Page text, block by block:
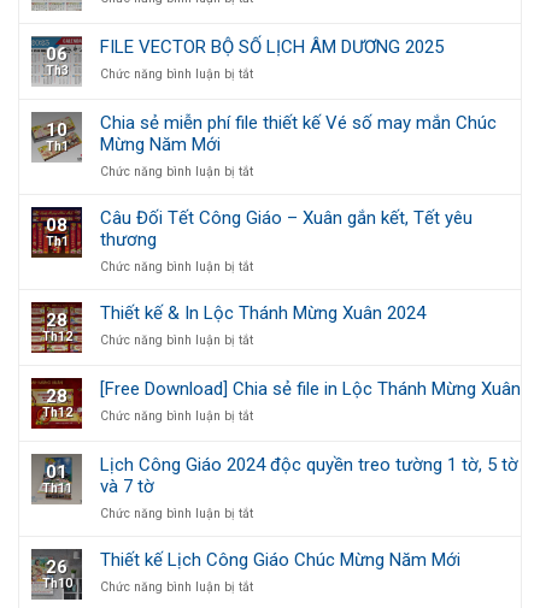
ÂM
DƯƠNG
2026
Vector
Bộ
Số
Công
Giáo
06
Th3
FILE VECTOR BỘ SỐ LỊCH ÂM DƯƠNG 2025
Chức năng bình luận bị tắtở
VECTOR
BỘ
LỊCH
DƯƠNG
2025
10
Th1
Chia sẻ miễn phí file thiết kế Vé số may mắn Chúc
Mừng Năm Mới
Chức năng bình luận bị tắtở
sẻ
miễn
file
kế
Vé
số
mắn
Mừng
Mới
08
Th1
Câu Đối Tết Công Giáo – Xuân gắn kết, Tết yêu
thương
Chức năng bình luận bị tắtở
Đối
Tết
Công
–
Xuân
gắn
Tết
28
Th12
Thiết kế & In Lộc Thánh Mừng Xuân 2024
Chức năng bình luận bị tắtở
&
In
Thánh
Mừng
2024
28
Th12
[Free Download] Chia sẻ file in Lộc Thánh Mừng Xuân
Chức năng bình luận bị tắtở
Download]
Chia
file
Lộc
Thánh
Mừng
01
Th11
Lịch Công Giáo 2024 độc quyền treo tường 1 tờ, 5 tờ
và 7 tờ
Chức năng bình luận bị tắtở
Công
Giáo
2024
26
Th10
Thiết kế Lịch Công Giáo Chúc Mừng Năm Mới
Chức năng bình luận bị tắtở